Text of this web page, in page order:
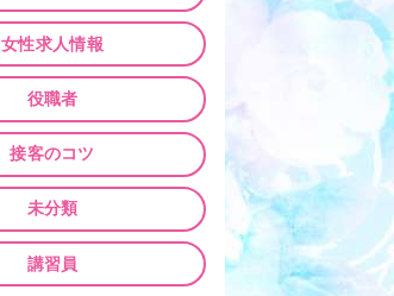
女性求人情報
役職者
接客のコツ
未分類
講習員